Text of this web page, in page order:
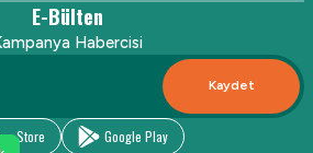
E-Bülten
Habercisi
Kaydet
Store Google Play